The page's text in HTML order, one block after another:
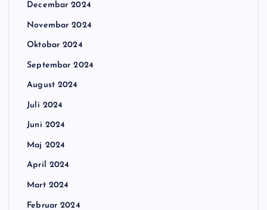
Decembar 2024
Novembar 2024
Oktobar 2024
Septembar 2024
August 2024
Juli 2024
Juni 2024
Maj 2024
April 2024
Mart 2024
Februar 2024